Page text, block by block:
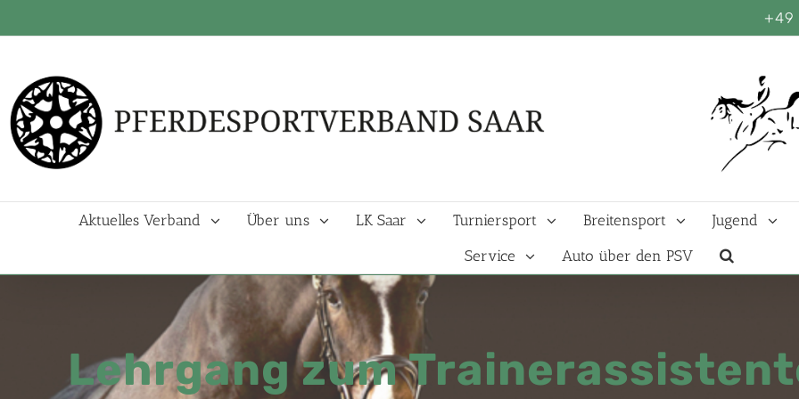
+49
Aktuelles Verband Über uns LK Saar Turniersport Breitensport Jugend
Service
Auto über den PSV
Lehrgang zum